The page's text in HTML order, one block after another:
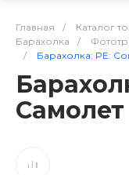
Главная / Каталог
Барахолка
/
/
Барахолка: PE:
Самолет